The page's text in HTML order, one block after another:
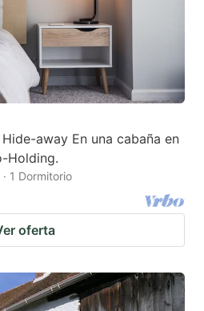
away En una cabaña en
Holding.
1 Dormitorio
oferta